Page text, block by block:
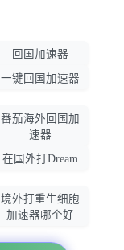
回国加速器
一键回国加速器
番茄海外回国加
速器
在国外打Dream
境外打重生细胞
加速器哪个好